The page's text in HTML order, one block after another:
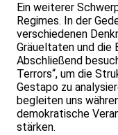
Ein weiterer
Regimes. In der
verschiedenen
Gräueltaten und die
Abschließend
Terrors“, um die
Gestapo zu
begleiten uns
demokratische
stärken.